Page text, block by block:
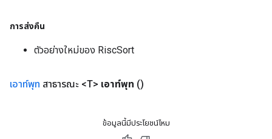
การส่งคืน
ตัวอย่างใหม่ของ RiscSort
เอาท์พุท สาธารณะ <T> เอาท์พุท ()
ข้อมูลนี้มีประโยชน์ไหม